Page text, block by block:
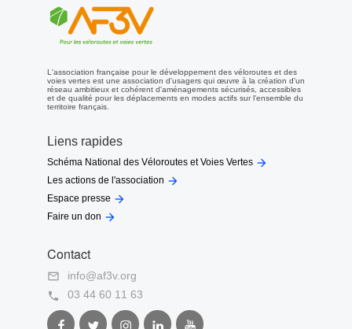
L'association française pour le développement des véloroutes et des
voies vertes est une association d'usagers qui œuvre à la création d'un
réseau ambitieux et cohérent d'aménagements sécurisés, accessibles
et de qualité pour les déplacements en modes actifs sur l'ensemble du
territoire français.
Liens rapides
Schéma National des Véloroutes et Voies Vertes 
Les actions de l'association 
Espace presse 
Faire un don 
Contact

info@af3v.org

03 44 60 11 63
Facebook
TwitterInstagramLinkedInYoutube